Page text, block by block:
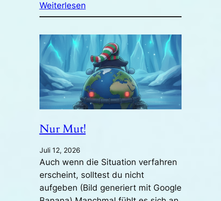
Weiterlesen
Nur Mut!
Juli 12, 2026
Auch wenn die Situation verfahren
erscheint, solltest du nicht
aufgeben (Bild generiert mit Google